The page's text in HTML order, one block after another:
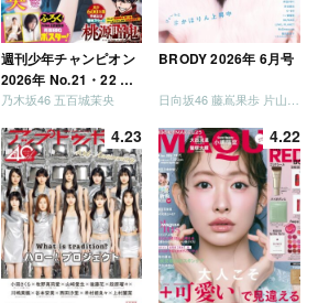
週刊少年チャンピオン
2026年 No.21・22 合
併号
乃木坂46 五百城茉央
BRODY 2026年 6月号
4.23 4.22